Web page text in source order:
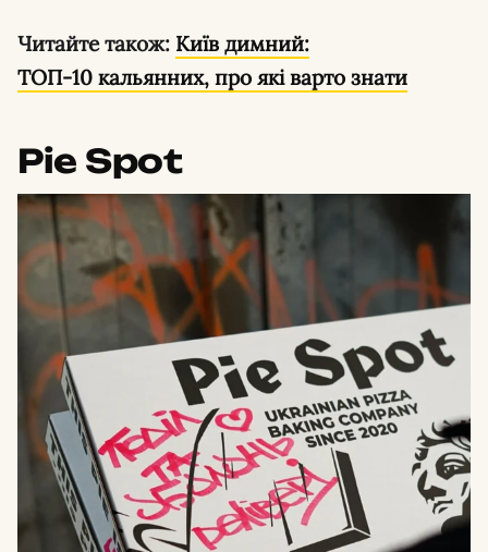
Читайте також: Київ димний:
ТОП-10 кальянних, про які варто знати
Pie Spot